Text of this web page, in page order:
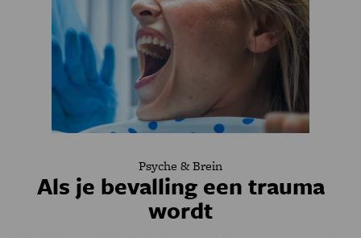
Psyche & Brein
Als je bevalling een trauma
wordt